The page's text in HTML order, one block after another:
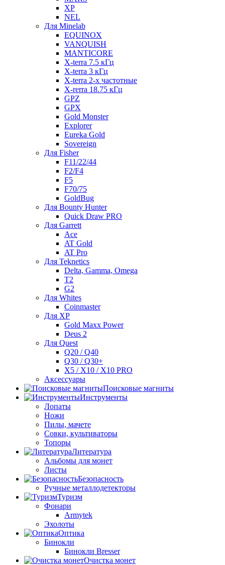
XP
NEL
Для Minelab
EQUINOX
VANQUISH
MANTICORE
X-terra 7.5 кГц
X-terra 3 кГц
X-terra 2-х частотные
X-rerra 18.75 кГц
GPZ
GPX
Gold Monster
Explorer
Eureka Gold
Sovereign
Для Fisher
F11/22/44
F2/F4
F5
F70/75
GoldBug
Для Bounty Hunter
Quick Draw PRO
Для Garrett
Ace
AT Gold
AT Pro
Для Teknetics
Delta, Gamma, Omega
Т2
G2
Для Whites
Coinmaster
Для XP
Gold Maxx Power
Deus 2
Для Quest
Q20 / Q40
Q30 / Q30+
X5 / X10 / X10 PRO
Аксессуары
Поисковые магниты
Инструменты
Лопаты
Ножи
Пилы, мачете
Совки, культиваторы
Топоры
Литература
Альбомы для монет
Листы
Безопасность
Ручные металлодетекторы
Туризм
Фонари
Armytek
Эхолоты
Оптика
Бинокли
Бинокли Bresser
Очистка монет